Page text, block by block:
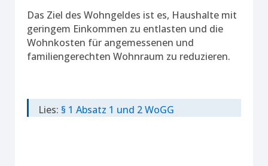
Das Ziel des Wohngeldes ist es, Haushalte mit
geringem Einkommen zu entlasten und die
Wohnkosten für angemessenen und
familiengerechten Wohnraum zu reduzieren.
Lies: § 1 Absatz 1 und 2 WoGG